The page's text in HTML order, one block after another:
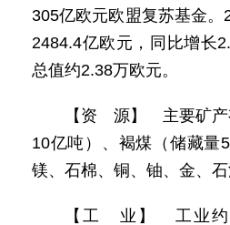
305亿欧元欧盟复苏基金。
2484.4亿欧元，同比增长
总值约2.38万欧元。
【资 源】 主要矿产
10亿吨）、褐煤（储藏量
镁、石棉、铜、铀、金、石
【工 业】 工业约